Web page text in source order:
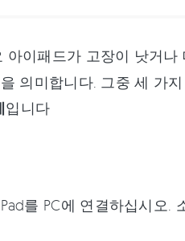
이패드가 고장이 낫거나
의미합니다. 그중 세 가
입니다
를 PC에 연결하십시오.